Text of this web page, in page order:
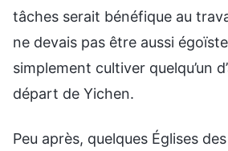
tâches serait bénéfique au
ne devais pas être aussi
simplement cultiver quelqu’un
départ de Yichen.
Peu après, quelques Églises